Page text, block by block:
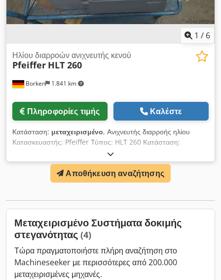
1 / 6
Borken 1.841 km
Ηλίου διαρροών ανιχνευτής κενού
Pfeiffer HLT 260
Πληροφορίες τιμής Καλέστε
Κατάσταση: μεταχειρισμένο, Ανιχνευτής διαρροής ηλίου
Κατασκευαστής: Pfeiffer Τύπος: HLT 260 Κατάσταση:
Δοκιμασμένο και έτοιμο προς χρήση Σύνδεση: 230V Χρόνος
παράδοσης: Σε απόθεμα (u.ue.V. Dodpfx Asc S D A Tsptock
Αποθήκευση αναζήτησης
Μεταχειρισμένο Συστήματα δοκιμής
στεγανότητας (4)
Τώρα πραγματοποιήστε πλήρη αναζήτηση στο
Machineseeker με περισσότερες από 200.000
μεταχειρισμένες μηχανές.